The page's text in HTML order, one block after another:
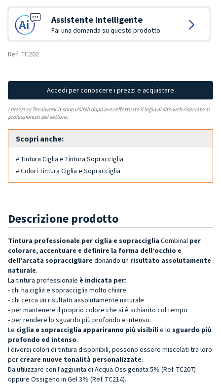
Assistente Intelligente
Fai una domanda su questo prodotto
Ref: TC202
Accedi per conoscere i prezzi e acquistare
I prezzi su Tecniwork.it sono visibili dopo aver effettuato il login al sito web riservato ai
professionisti del settore.
Scopri anche:
# Tintura Ciglia e Tintura Sopracciglia
# Colori Tintura Ciglia e Sopracciglia
Descrizione prodotto
Tintura professionale per ciglia e sopracciglia Combinal per
colorare, accentuare e definire la forma dell’occhio e
dell'arcata sopraccigliare donando un risultato assolutamente
naturale.
La tintura professionale è indicata per:
- chi ha ciglia e sopracciglia molto chiare
- chi cerca un risultato assolutamente naturale
- per mantenere il proprio colore che si è schiarito col tempo
- per rendere lo sguardo più profondo e intenso.
Le ciglia e sopracciglia appariranno più visibili e lo sguardo più
profondo ed intenso.
I diversi colori di tintura disponibili, possono essere miscelati tra loro
per creare nuove tonalità personalizzate.
Da utilizzare con l'aggiunta di Acqua Ossigenata 5% (Ref. TC207)
oppure Ossigeno in Gel 3% (Ref. TC214).